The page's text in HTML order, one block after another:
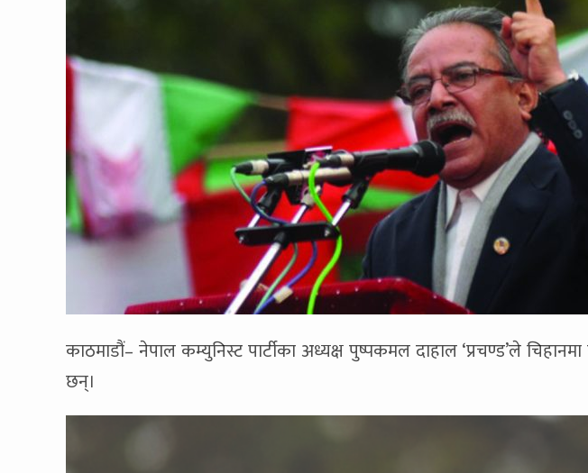
काठमाडौं– नेपाल कम्युनिस्ट पार्टीका अध्यक्ष पुष्पकमल दाहाल ‘प्रचण्ड’ले
छन्।